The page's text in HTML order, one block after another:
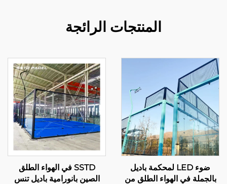
المنتجات الرائجة
ضوء LED لمحكمة باديل
بالجملة في الهواء الطلق من
SSTD في الهواء الطلق
الصين بانورامية باديل تنس